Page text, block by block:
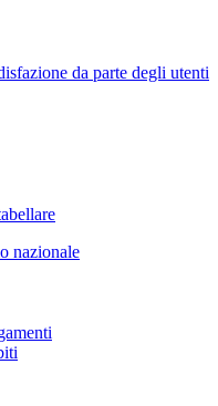
da parte degli utenti
nazionale